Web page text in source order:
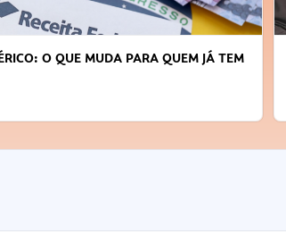
O QUE MUDA PARA QUEM JÁ TEM